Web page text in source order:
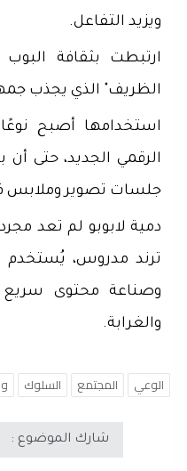
ويزيد التفاعل.
ارتبطت بثقافة
الظريف" الذي يجذب
استخدامها أصبح
الرقمي الجديد، حتى
جلسات تصوير وملابس
دمية لابوبو لم تعد
ترند مدروس، يُستخدم
وصناعة محتوى سريع
والغرابة.
الوعي المجتمع السلوك
شارك الموضوع :